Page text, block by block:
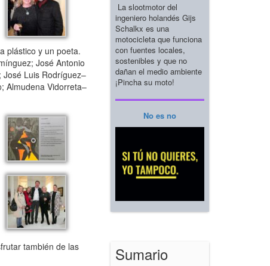
plástico y un poeta.
José Antonio
José Luis Rodríguez–
Almudena Vidorreta–
también de las
La slootmotor del
ingeniero holandés Gijs
Schalkx es una
motocicleta que funciona
con fuentes locales,
sostenibles y que no
dañan el medio ambiente
¡Pincha su moto!
No es no
Sumario